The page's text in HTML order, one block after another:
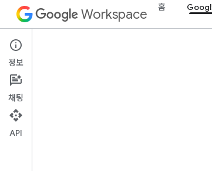
Workspace 홈
Google Drive
개요
있
정보
채팅
API